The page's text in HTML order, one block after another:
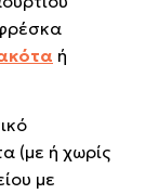
ή
(με ή χωρίς
με